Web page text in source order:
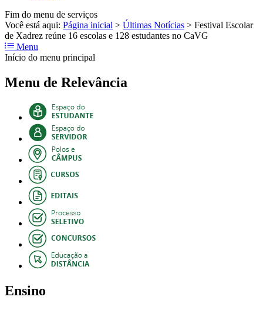
Fim do menu de serviços
Você está aqui: Página inicial > Últimas Notícias > Festival Escolar
de Xadrez reúne 16 escolas e 128 estudantes no CaVG
Menu
Início do menu principal
Menu de Relevância
Ensino